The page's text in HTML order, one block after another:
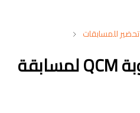
تحضير للمسابقات
نماذج أسئلة وأجوبة QCM لمسابقة